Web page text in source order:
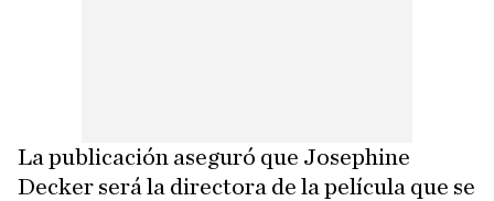
La publicación aseguró que Josephine
Decker será la directora de la película que se